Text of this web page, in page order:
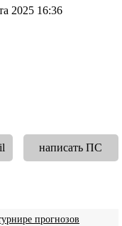
2025 16:36
написать ПС
прогнозов